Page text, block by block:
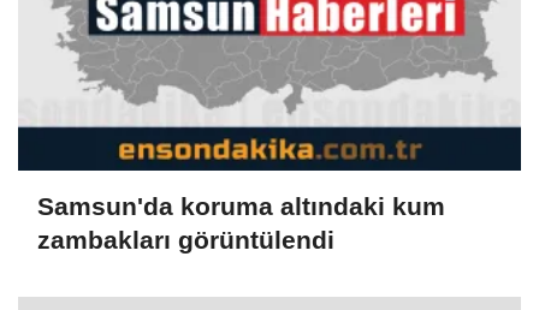
Samsun'da koruma altındaki kum
zambakları görüntülendi